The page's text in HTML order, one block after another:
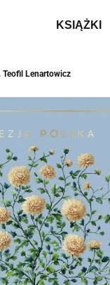
KSIĄŻKI
Teofil Lenartowicz